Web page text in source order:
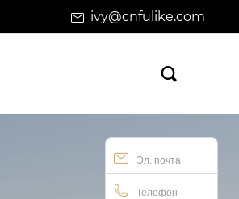
ivy@cnfulike.com

Эл. почта
Телефон